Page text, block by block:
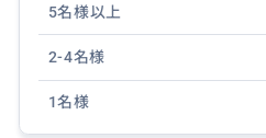
バリ島の空港、ヌサドゥア、
タ、レギャン、スミニャック
※サヌール、ウブドはプラ
※その他の地域はお問い合わ
❖ 集合場所：ご宿泊ホテルの
5名様以上
2-4名様
1名様